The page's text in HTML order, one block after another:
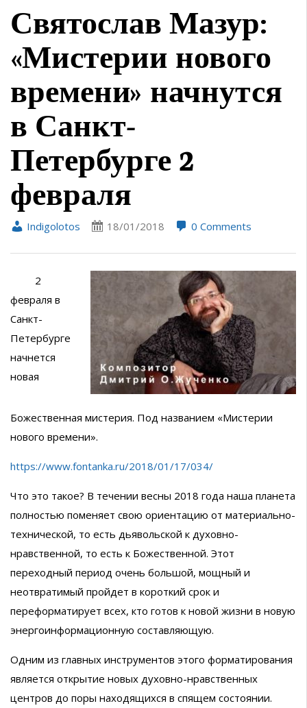
Святослав Мазур:
«Мистерии нового
времени» начнутся
в Санкт-
Петербурге 2
февраля
Indigolotos 18/01/2018 0 Comments
2
февраля в
Санкт-
Петербурге
начнется
новая
Божественная мистерия. Под названием «Мистерии
нового времени».
https://www.fontanka.ru/2018/01/17/034/
Что это такое? В течении весны 2018 года наша планета
полностью поменяет свою ориентацию от материально-
технической, то есть дьявольской к духовно-
нравственной, то есть к Божественной. Этот
переходный период очень большой, мощный и
неотвратимый пройдет в короткий срок и
переформатирует всех, кто готов к новой жизни в новую
энергоинформационную составляющую.
Одним из главных инструментов этого форматирования
является открытие новых духовно-нравственных
центров до поры находящихся в спящем состоянии.